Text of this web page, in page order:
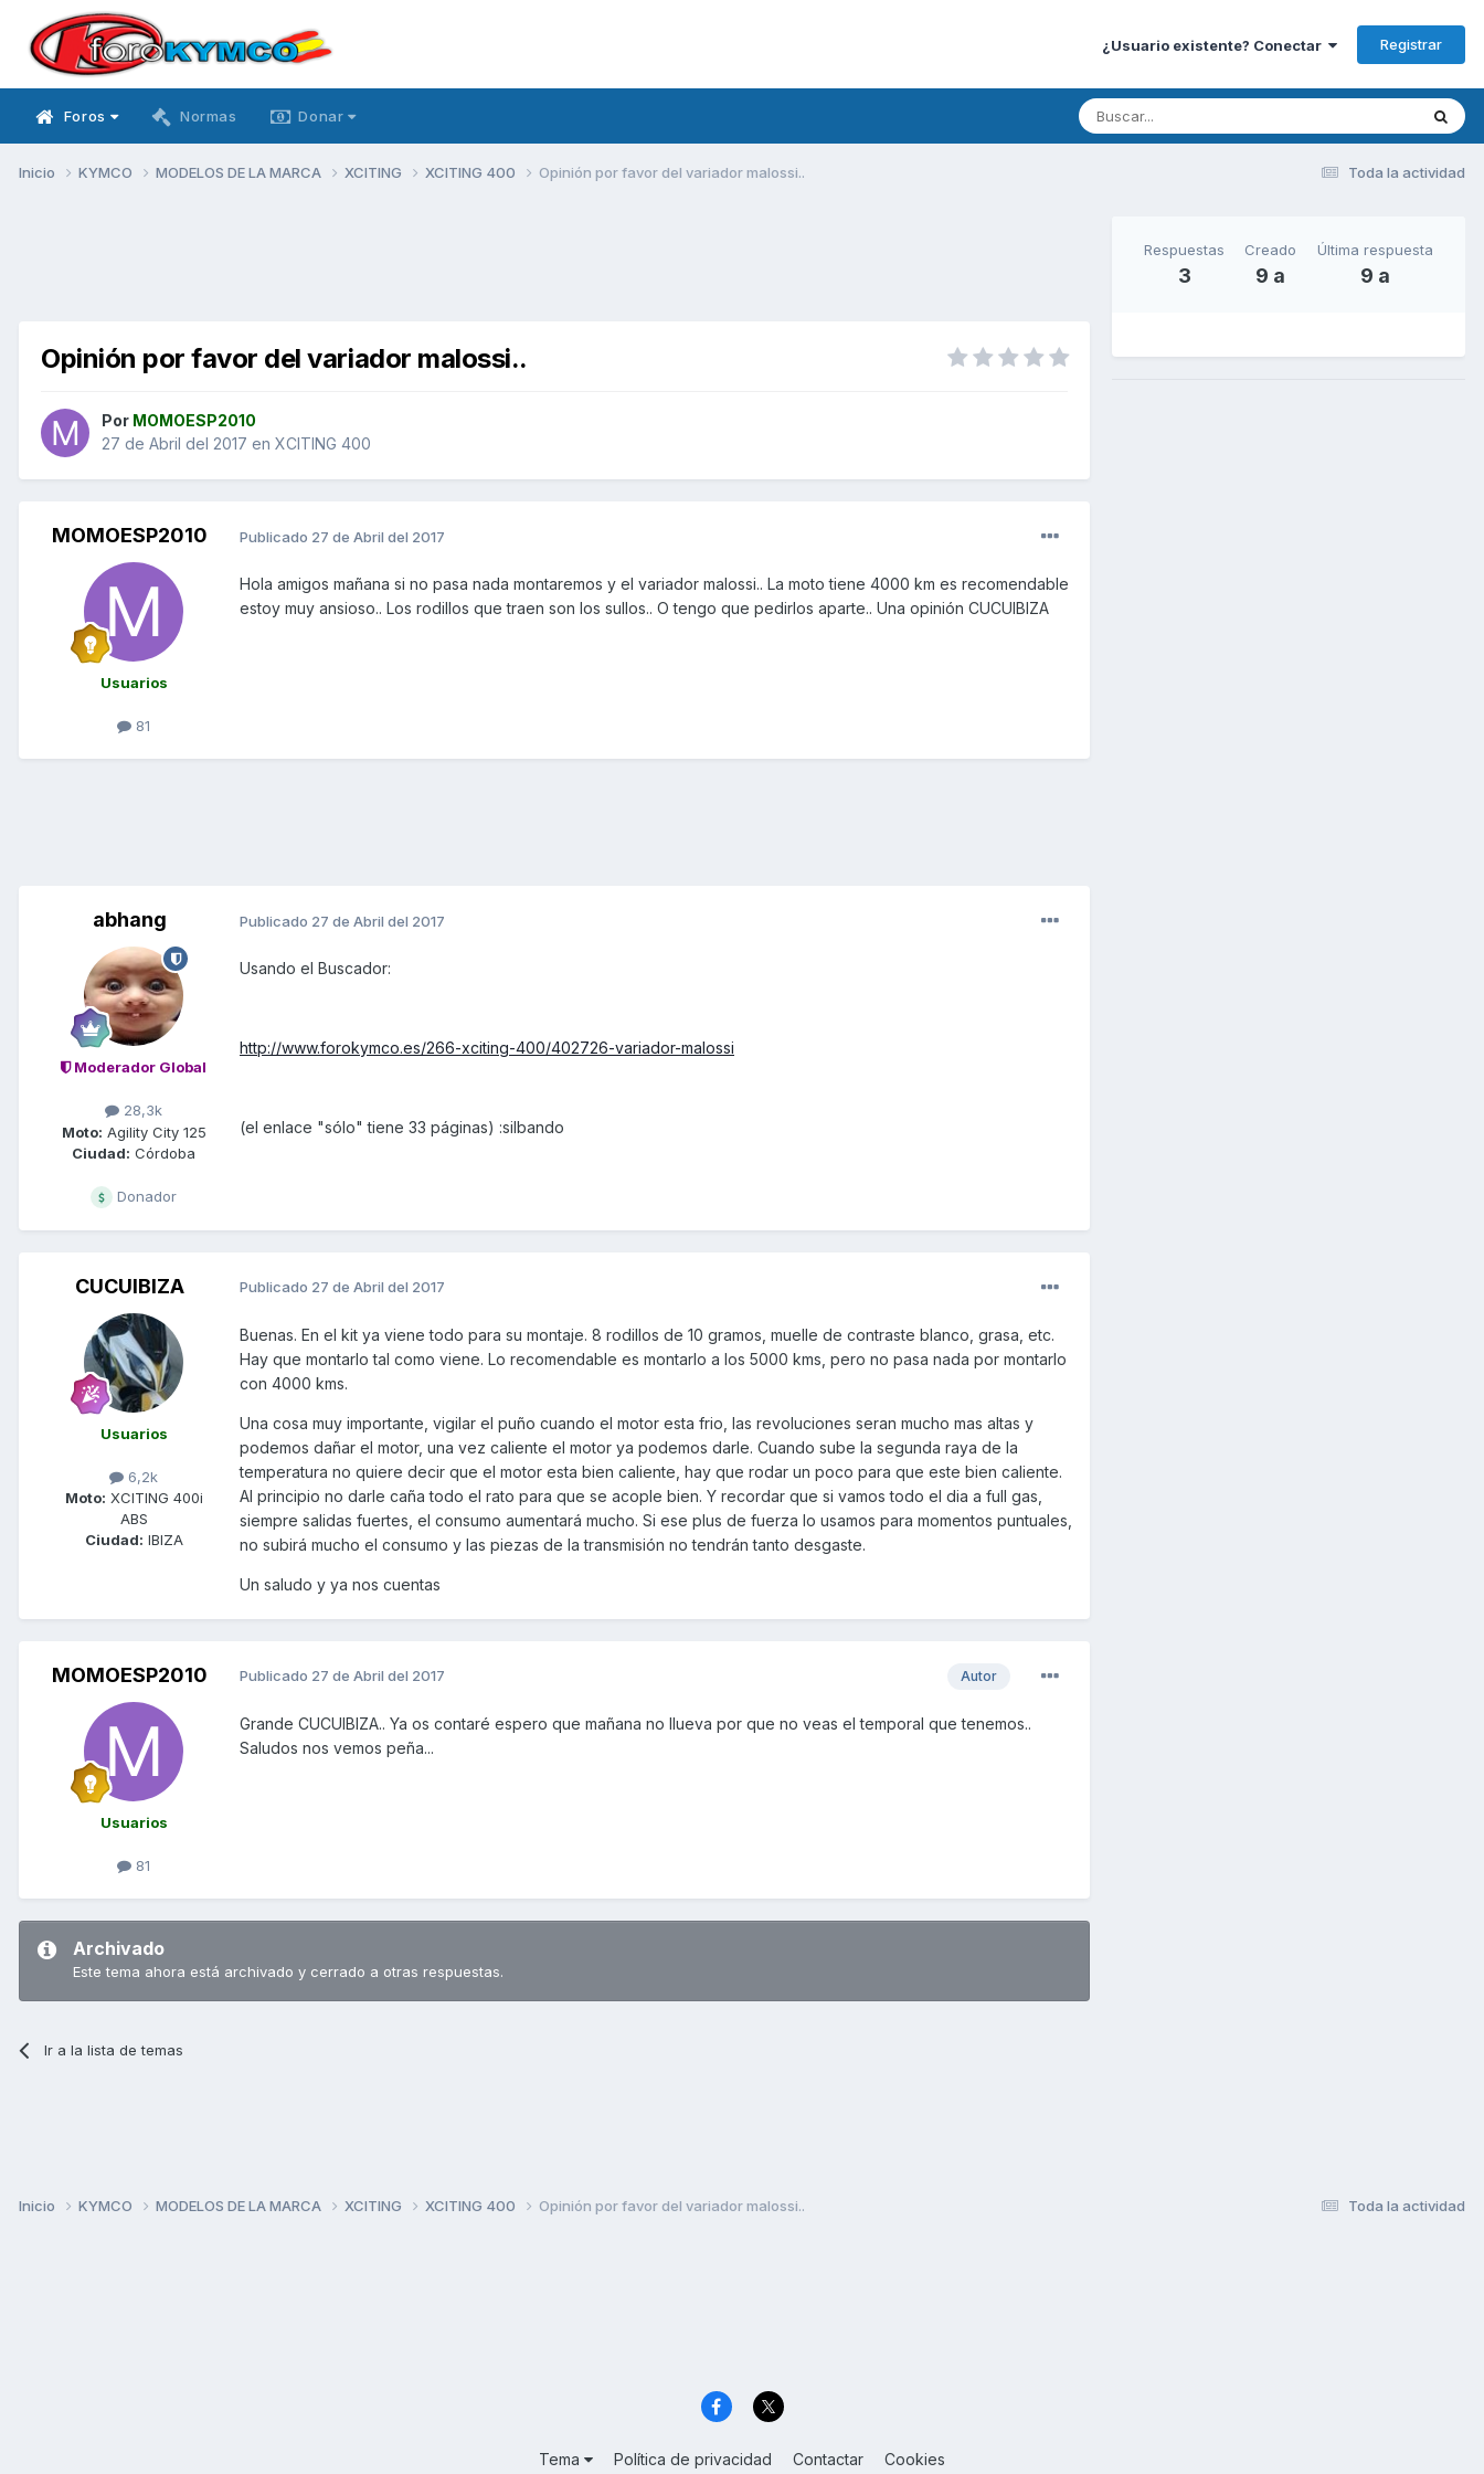
¿Usuario existente? Conectar Registrar
Foros Normas Donar
Toda la actividad
Inicio KYMCO MODELOS DE LA MARCA XCITING XCITING 400 Opinión por favor del variador malossi..
Opinión por favor del variador malossi..
Por MOMOESP2010
27 de Abril del 2017 en XCITING 400
MOMOESP2010
Usuarios
81
Publicado 27 de Abril del 2017
Hola amigos mañana si no pasa nada montaremos y el variador malossi.. La moto tiene 4000 km es recomendable
estoy muy ansioso.. Los rodillos que traen son los sullos.. O tengo que pedirlos aparte.. Una opinión CUCUIBIZA
abhang
Moderador Global
28,3k
Moto: Agility City 125
Ciudad: Córdoba
Donador
Publicado 27 de Abril del 2017
Usando el Buscador:
http://www.forokymco.es/266-xciting-400/402726-variador-malossi
(el enlace "sólo" tiene 33 páginas) :silbando
CUCUIBIZA
Usuarios
6,2k
Moto: XCITING 400i
ABS
Ciudad: IBIZA
Publicado 27 de Abril del 2017
Buenas. En el kit ya viene todo para su montaje. 8 rodillos de 10 gramos, muelle de contraste blanco, grasa, etc.
Hay que montarlo tal como viene. Lo recomendable es montarlo a los 5000 kms, pero no pasa nada por montarlo
con 4000 kms.
Una cosa muy importante, vigilar el puño cuando el motor esta frio, las revoluciones seran mucho mas altas y
podemos dañar el motor, una vez caliente el motor ya podemos darle. Cuando sube la segunda raya de la
temperatura no quiere decir que el motor esta bien caliente, hay que rodar un poco para que este bien caliente.
Al principio no darle caña todo el rato para que se acople bien. Y recordar que si vamos todo el dia a full gas,
siempre salidas fuertes, el consumo aumentará mucho. Si ese plus de fuerza lo usamos para momentos puntuales,
no subirá mucho el consumo y las piezas de la transmisión no tendrán tanto desgaste.
Un saludo y ya nos cuentas
MOMOESP2010
Usuarios
81
Autor
Publicado 27 de Abril del 2017
Grande CUCUIBIZA.. Ya os contaré espero que mañana no llueva por que no veas el temporal que tenemos..
Saludos nos vemos peña...
Archivado
Este tema ahora está archivado y cerrado a otras respuestas.
Ir a la lista de temas
Respuestas
3
Creado
9 a
Última respuesta
9 a
Toda la actividad
Inicio KYMCO MODELOS DE LA MARCA XCITING XCITING 400 Opinión por favor del variador malossi..
Tema Política de privacidad Contactar Cookies